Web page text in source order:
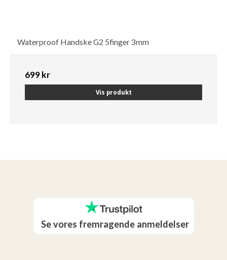
Waterproof Handske G2 5finger 3mm
699 kr
Vis produkt
Se vores fremragende anmeldelser